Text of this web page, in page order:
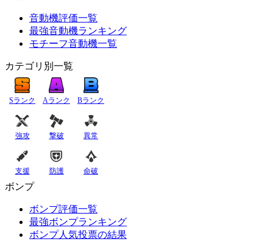
音動機評価一覧
最強音動機ランキング
モチーフ音動機一覧
カテゴリ別一覧
Sランク Aランク Bランク
強攻 撃破 異常
支援 防護 命破
ボンプ
ボンプ評価一覧
最強ボンプランキング
ボンプ人気投票の結果